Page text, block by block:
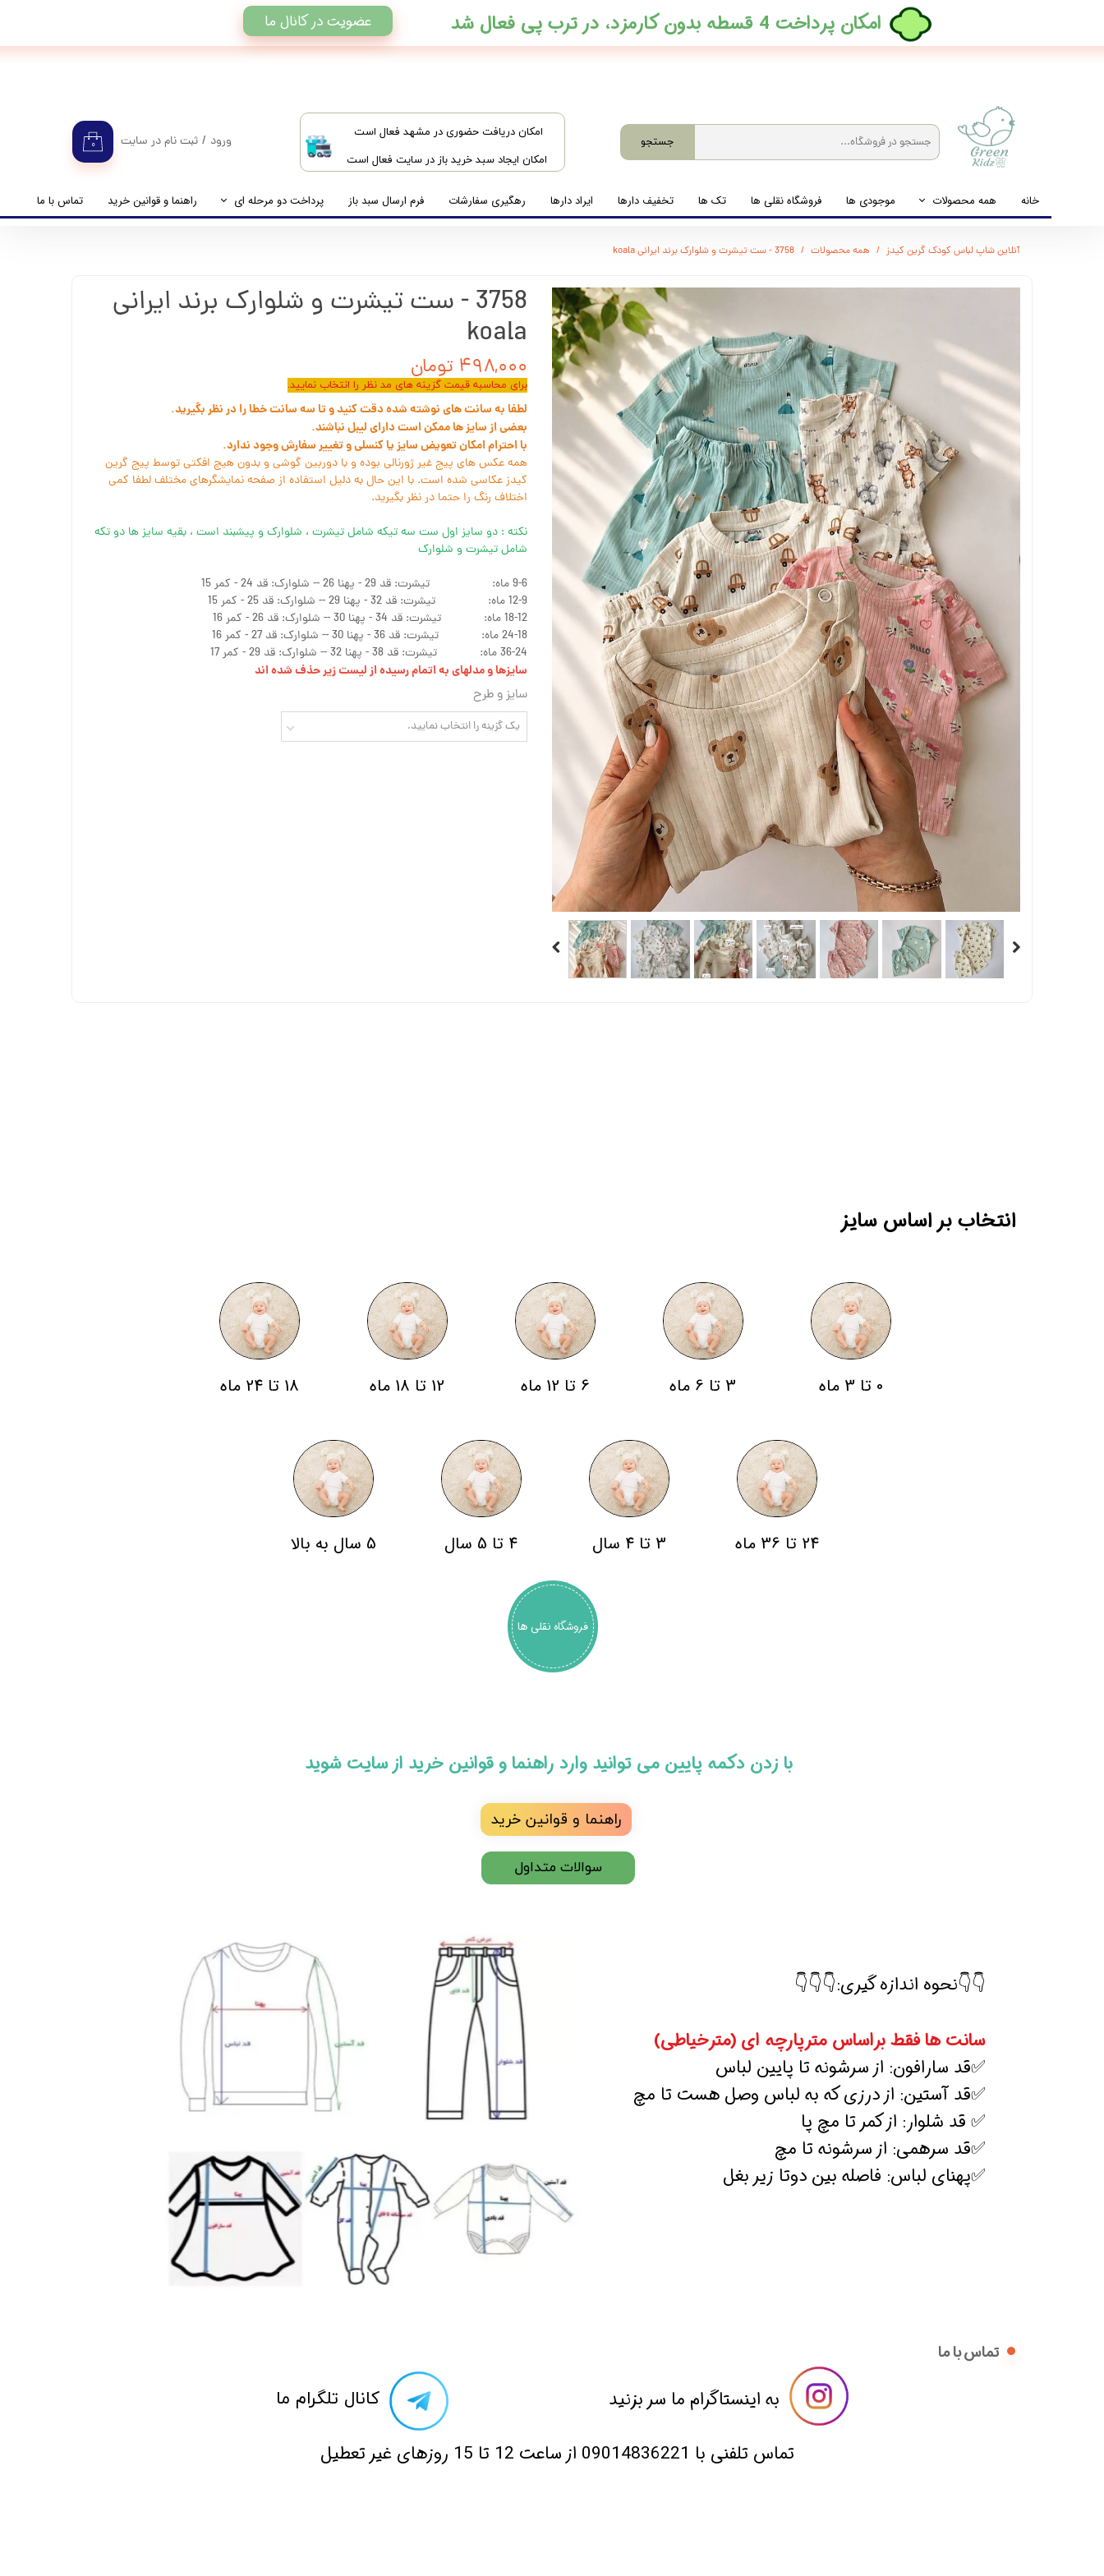
​امکان دریافت حضوری در مشهد فعال است
امکان ایجاد سبد خرید باز در سایت فعال است
جستجو ۰ ورود / ثبت نام در سایت
تغییر گذر واژه خانه همه محصولات
لباس نوزاد تا نوجوان
اکسسوری
بر اساس جنسیت
بر اساس سن
موجودی ها فروشگاه نقلی ها تک ها تخفیف دارها ایراد دارها رهگیری سفارشات فرم ارسال سبد باز پرداخت دو مرحله ای راهنما و قوانین خرید تماس با ما
​امکان پرداخت 4 قسطه بدون کارمزد، در ترب پی فعال شد عضویت در کانال ما
آنلاین شاپ لباس کودک گرین کیدز همه محصولات 3758 - ست تیشرت و شلوارک برند ایرانی koala
3758 - ست تیشرت و شلوارک برند ایرانی
koala
۴۹۸,۰۰۰ تومان
برای محاسبه قیمت گزینه های مد نظر را انتخاب نمایید.
لطفا به سانت های نوشته شده دقت کنید و تا سه سانت خطا را در نظر بگیرید.
بعضی از سایز ها ممکن است دارای لیبل نباشند.
با احترام امکان تعویض سایز یا کنسلی و تغییر سفارش وجود ندارد.
همه عکس های پیج غیر ژورنالی بوده و با دوربین گوشی و بدون هیچ افکتی توسط پیج گرین
کیدز عکاسی شده است. با این حال به دلیل استفاده از صفحه نمایشگرهای مختلف لطفا کمی
اختلاف رنگ را حتما در نظر بگیرید.
نکته : دو سایز اول ست سه تیکه شامل تیشرت ، شلوارک و پیشبند است ، بقیه سایز ها دو تکه
شامل تیشرت و شلوارک
9-6 ماه: تیشرت: قد 29 - پهنا 26 -- شلوارک: قد 24 - کمر 15
12-9 ماه: تیشرت: قد 32 - پهنا 29 -- شلوارک: قد 25 - کمر 15
18-12 ماه: تیشرت: قد 34 - پهنا 30 -- شلوارک: قد 26 - کمر 16
24-18 ماه: تیشرت: قد 36 - پهنا 30 -- شلوارک: قد 27 - کمر 16
36-24 ماه: تیشرت: قد 38 - پهنا 32 -- شلوارک: قد 29 - کمر 17
سایزها و مدلهای به اتمام رسیده از لیست زیر حذف شده اند
سایز و طرح
یک گزینه را انتخاب نمایید.
0 تا 3 ماه 3 تا 6 ماه 6 تا 12 ماه 12 تا 18 ماه 18 تا 24 ماه
24 تا 36 ماه 3 تا 4 سال 4 تا 5 سال 5 سال به بالا
انتخاب بر اساس سایز
فروشگاه نقلی ها
​​با زدن دکمه پایین می توانید وارد راهنما و قوانین خرید از سایت شوید
راهنما و قوانین خرید
👇👇نحوه اندازه گیری:👇👇👇
سانت ها فقط براساس مترپارچه ای (مترخیاطی)
✅قد سارافون: از سرشونه تا پایین لباس
✅قد آستین: از درزی که به لباس وصل هست تا مچ
✅ قد شلوار: از کمر تا مچ پا
✅قد سرهمی: از سرشونه تا مچ
✅پهنای لباس: فاصله بین دوتا زیر بغل
سوالات متداول
تماس با ما
​​به اینستاگرام ما سر بزنید​​​​​​​
​تماس تلفنی با 09014836221 از ساعت 12 تا 15 روزهای غیر تعطیل
​کانال تلگرام ما